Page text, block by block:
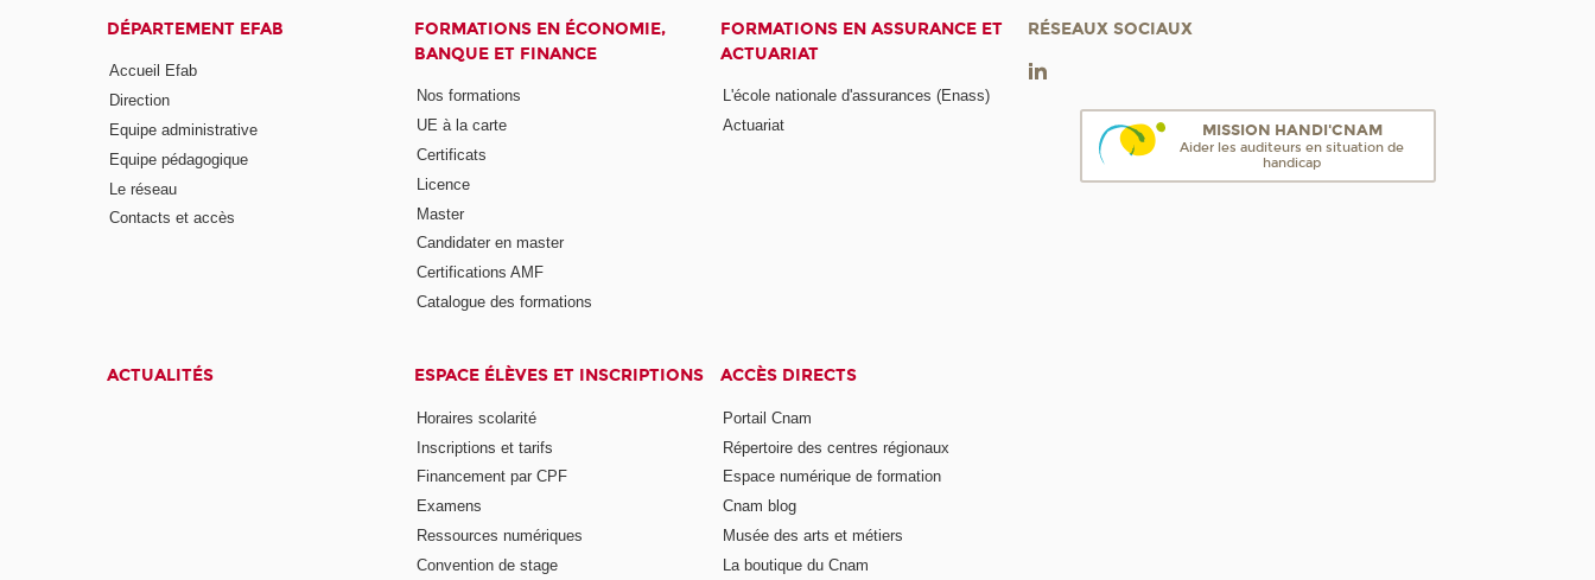
DÉPARTEMENT EFAB
Accueil Efab
Direction
Equipe administrative
Equipe pédagogique
Le réseau
Contacts et accès
FORMATIONS EN ÉCONOMIE,
BANQUE ET FINANCE
Nos formations
UE à la carte
Certificats
Licence
Master
Candidater en master
Certifications AMF
Catalogue des formations
FORMATIONS EN ASSURANCE ET
ACTUARIAT
L'école nationale d'assurances (Enass)
Actuariat
ACTUALITÉS ESPACE ÉLÈVES ET INSCRIPTIONS
Horaires scolarité
Inscriptions et tarifs
Financement par CPF
Examens
Ressources numériques
Convention de stage
ACCÈS DIRECTS
Portail Cnam
Répertoire des centres régionaux
Espace numérique de formation
Cnam blog
Musée des arts et métiers
La boutique du Cnam
RÉSEAUX SOCIAUX
MISSION HANDI'CNAM
Aider les auditeurs en situation de
handicap